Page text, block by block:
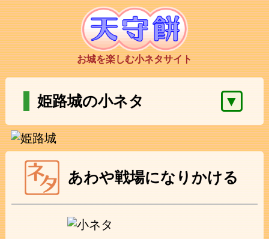
お城を楽しむ小ネタサイト
姫路城の小ネタ ▼
あわや戦場になりかける